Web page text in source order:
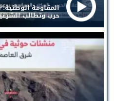
المقاومة
حرب وتطالب